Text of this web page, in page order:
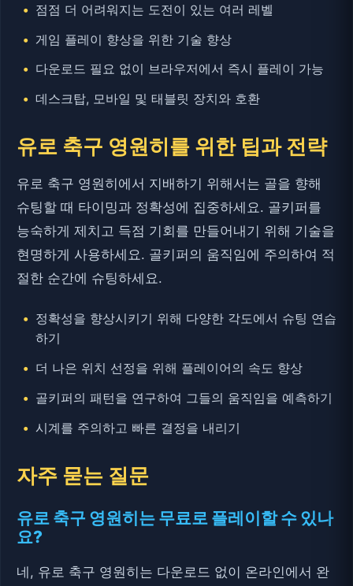
점점 더 어려워지는 도전이 있는 여러 레벨
게임 플레이 향상을 위한 기술 향상
다운로드 필요 없이 브라우저에서 즉시 플레이 가능
데스크탑, 모바일 및 태블릿 장치와 호환
유로 축구 영원히를 위한 팁과 전략
유로 축구 영원히에서 지배하기 위해서는 골을 향해
슈팅할 때 타이밍과 정확성에 집중하세요. 골키퍼를
능숙하게 제치고 득점 기회를 만들어내기 위해 기술을
현명하게 사용하세요. 골키퍼의 움직임에 주의하여 적
절한 순간에 슈팅하세요.
정확성을 향상시키기 위해 다양한 각도에서 슈팅 연습
하기
더 나은 위치 선정을 위해 플레이어의 속도 향상
골키퍼의 패턴을 연구하여 그들의 움직임을 예측하기
시계를 주의하고 빠른 결정을 내리기
자주 묻는 질문
유로 축구 영원히는 무료로 플레이할 수 있나
요?
네, 유로 축구 영원히는 다운로드 없이 온라인에서 완